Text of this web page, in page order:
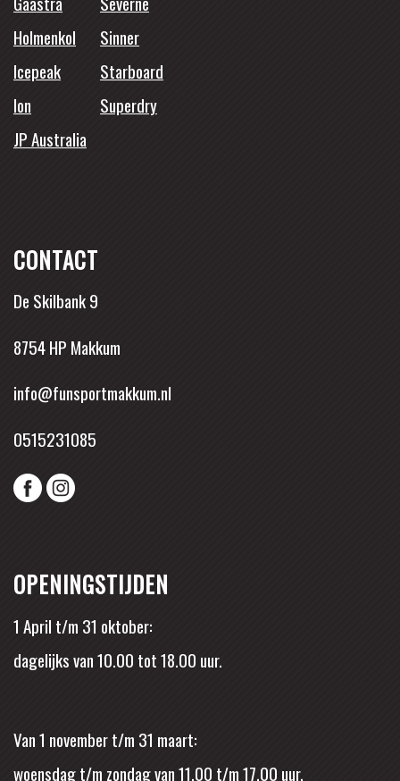
Holmenkol
Sinner
Icepeak
Starboard
Ion
Superdry
JP Australia
CONTACT
De Skilbank 9
8754 HP Makkum
info@funsportmakkum.nl
0515231085
OPENINGSTIJDEN
1 April t/m 31 oktober:
dagelijks van 10.00 tot 18.00 uur.
Van 1 november t/m 31 maart:
woensdag t/m zondag van 11.00 t/m 17.00 uur.